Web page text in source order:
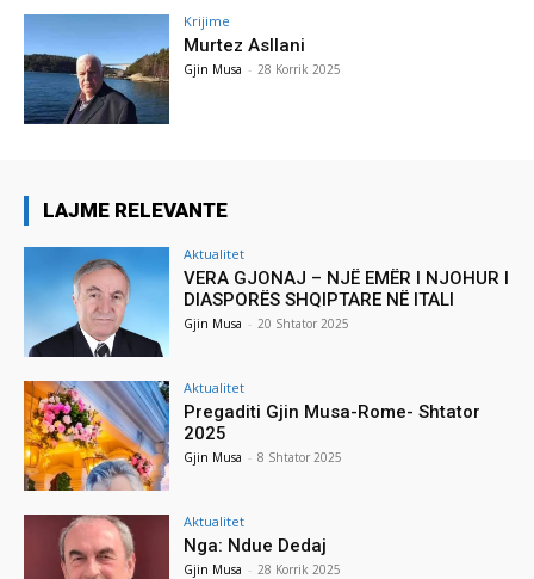
Krijime
Murtez Asllani
Gjin Musa - 28 Korrik 2025
LAJME RELEVANTE
Aktualitet
VERA GJONAJ – NJË EMËR I NJOHUR I
DIASPORËS SHQIPTARE NË ITALI
Gjin Musa - 20 Shtator 2025
Aktualitet
Pregaditi Gjin Musa-Rome- Shtator
2025
Gjin Musa - 8 Shtator 2025
Aktualitet
Nga: Ndue Dedaj
Gjin Musa - 28 Korrik 2025